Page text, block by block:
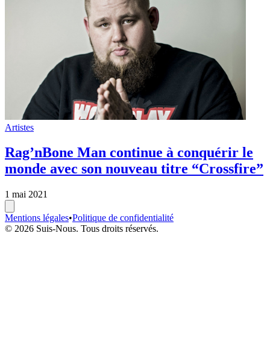
Artistes
Rag’nBone Man continue à conquérir le
monde avec son nouveau titre “Crossfire”
1 mai 2021
Mentions légales•Politique de confidentialité
© 2026 Suis-Nous. Tous droits réservés.